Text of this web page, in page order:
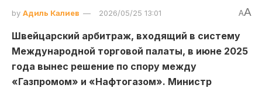
by Адиль Калиев 2026/05/25 13:01 AA
Швейцарский арбитраж, входящий в систему
Международной торговой палаты, в июне 2025
года вынес решение по спору между
«Газпромом» и «Нафтогазом». Министр